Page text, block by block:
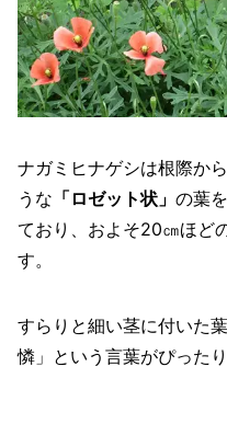
ナガミヒナゲシは根際か
うな 「ロゼット状」 の葉
ており、およそ20㎝ほど
す。
すらりと細い茎に付いた
憐」という言葉がぴったり